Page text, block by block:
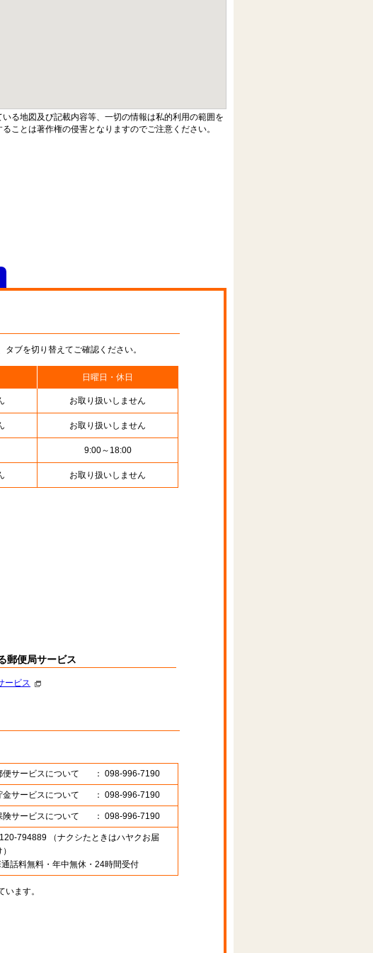
る地図及び記載内容等、一切の情報は私的利用の範囲を
ことは著作権の侵害となりますのでご注意ください。
ブを切り替えてご確認ください。
日曜日・休日
お取り扱いしません
お取り扱いしません
9:00～18:00
お取り扱いしません
郵便局サービス
ービス
便サービスについて ： 098-996-7190
金サービスについて ： 098-996-7190
険サービスについて ： 098-996-7190
794889 （ナクシたときはハヤクお届
話料無料・年中無休・24時間受付
ます。